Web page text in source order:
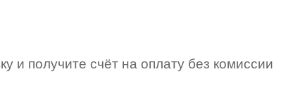
и получите счёт на оплату без комиссии